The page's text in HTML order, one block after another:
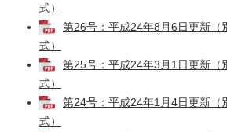
式）
第26号：平成24年8月6日更新（
式）
第25号：平成24年3月1日更新（
式）
第24号：平成24年1月4日更新（
式）